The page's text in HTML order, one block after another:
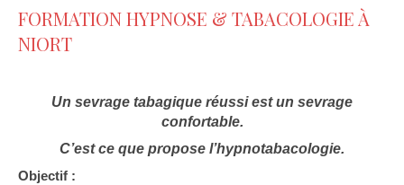
FORMATION HYPNOSE & TABACOLOGIE À
NIORT
Un sevrage tabagique réussi est un sevrage
confortable.
C’est ce que propose l’hypnotabacologie.
Objectif :